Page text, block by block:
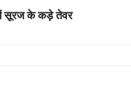
में सूरज के कड़े तेवर